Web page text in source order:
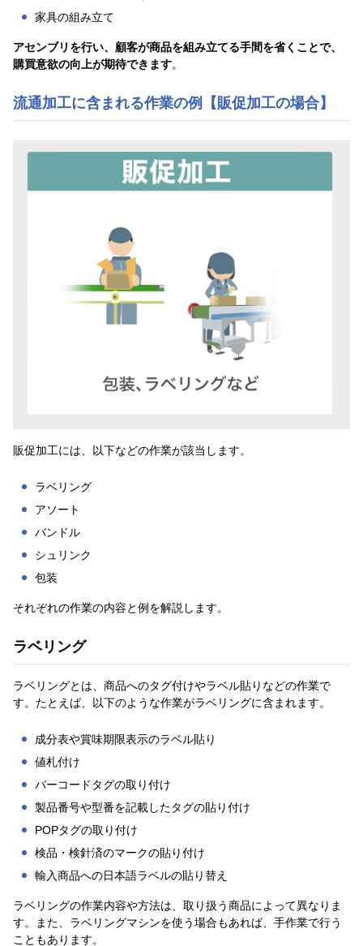
家具の組み立て
アセンブリを行い、顧客が商品を組み立てる手間を省くことで、
購買意欲の向上が期待できます。
流通加工に含まれる作業の例 【販促加工の場合】
販促加工には、以下などの作業が該当します。
ラベリング
アソート
バンドル
シュリンク
包装
それぞれの作業の内容と例を解説します。
ラベリング
ラベリングとは、商品へのタグ付けやラベル貼りなどの作業で
す。たとえば、以下のような作業がラベリングに含まれます。
成分表や賞味期限表示のラベル貼り
値札付け
バーコードタグの取り付け
製品番号や型番を記載したタグの貼り付け
POPタグの取り付け
検品・検針済のマークの貼り付け
輸入商品への日本語ラベルの貼り替え
ラベリングの作業内容や方法は、取り扱う商品によって異なりま
す。また、ラベリングマシンを使う場合もあれば、手作業で行う
こともあります。